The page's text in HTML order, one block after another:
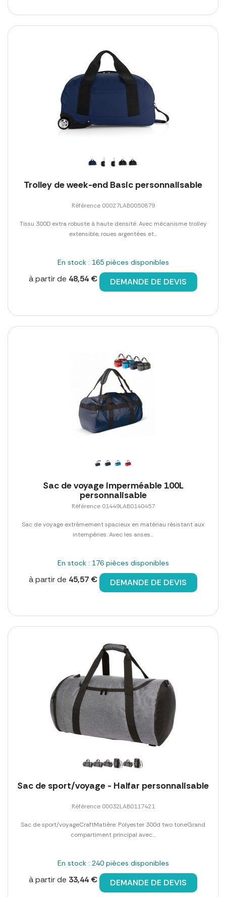
Trolley de week-end Basic personnalisable
Référence 00027LAB0050879
Tissu 300D extra robuste à haute densité. Avec mécanisme trolley
extensible, roues argentées et...
En stock : 165 pièces disponibles
à partir de 48,54 € DEMANDE DE DEVIS
Sac de voyage imperméable 100L
personnalisable
Référence 01449LAB0140457
Sac de voyage extrêmement spacieux en matériau résistant aux
intempéries. Avec les anses...
En stock : 176 pièces disponibles
à partir de 45,57 € DEMANDE DE DEVIS
Sac de sport/voyage - Halfar personnalisable
Référence 00032LAB0117421
Sac de sport/voyageCraftMatière: Polyester 300d two toneGrand
compartiment principal avec...
En stock : 240 pièces disponibles
à partir de 33,44 € DEMANDE DE DEVIS